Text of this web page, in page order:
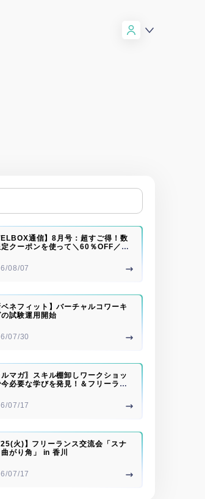
通信】8月号：超すご得！数
クーポンを使って＼60％OFF／で
08/07
ベネフィット】バーチャルコワーキ
の試験運用開始
07/30
ルマガ〗スキル棚卸しワークショッ
今必要な学びを発見！＆フリーラン
07/17
25(火)】フリーランス交流会「スナ
曲がり角」 in 香川
07/17